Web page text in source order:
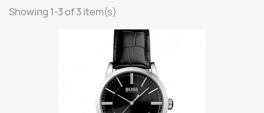
Showing 1-3 of 3 item(s)